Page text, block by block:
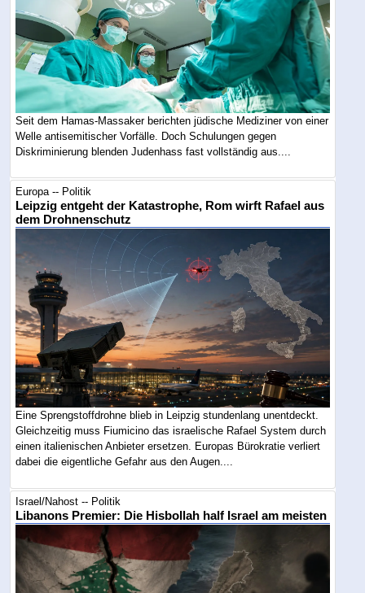
Seit dem Hamas-Massaker berichten jüdische Mediziner von einer
Welle antisemitischer Vorfälle. Doch Schulungen gegen
Diskriminierung blenden Judenhass fast vollständig aus....
Europa -- Politik
Leipzig entgeht der Katastrophe, Rom wirft Rafael aus
dem Drohnenschutz
Eine Sprengstoffdrohne blieb in Leipzig stundenlang unentdeckt.
Gleichzeitig muss Fiumicino das israelische Rafael System durch
einen italienischen Anbieter ersetzen. Europas Bürokratie verliert
dabei die eigentliche Gefahr aus den Augen....
Israel/Nahost -- Politik
Libanons Premier: Die Hisbollah half Israel am meisten